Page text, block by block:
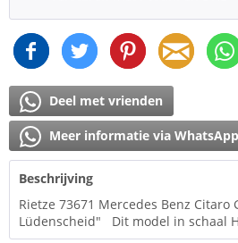
Deel met vrienden
Meer informatie via WhatsApp
Beschrijving
Rietze 73671 Mercedes Benz Citaro
Lüdenscheid" Dit model in schaal